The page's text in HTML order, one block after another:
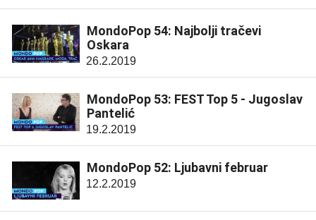
MondoPop 54: Najbolji tračevi
Oskara
26.2.2019
MondoPop 53: FEST Top 5 - Jugoslav
Pantelić
19.2.2019
MondoPop 52: Ljubavni februar
12.2.2019